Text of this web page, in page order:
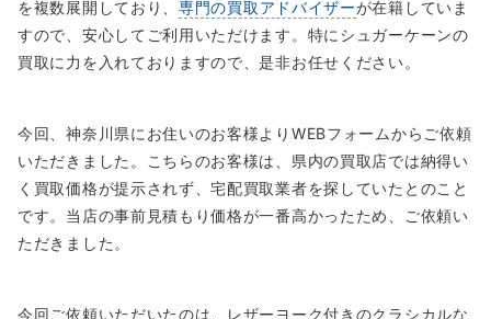
を複数展開しており、 専門の買取アドバイザーが在籍していま
すので、安心してご利用いただけます。特にシュガーケーンの
買取に力を入れておりますので、是非お任せください。
今回、神奈川県にお住いのお客様よりWEBフォームからご依頼
いただきました。こちらのお客様は、県内の買取店では納得い
く買取価格が提示されず、宅配買取業者を探していたとのこと
です。当店の事前見積もり価格が一番高かったため、ご依頼い
ただきました。
今回ご依頼いただいたのは、レザーヨーク付きのクラシカルな